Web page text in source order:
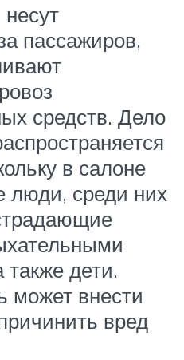
пассажиров,
средств. Дело
в салоне
люди, среди них
дети.
может внести
вред